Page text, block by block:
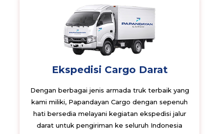
Ekspedisi Cargo Darat
Dengan berbagai jenis armada truk terbaik yang
kami miliki, Papandayan Cargo dengan sepenuh
hati bersedia melayani kegiatan ekspedisi jalur
darat untuk pengiriman ke seluruh Indonesia